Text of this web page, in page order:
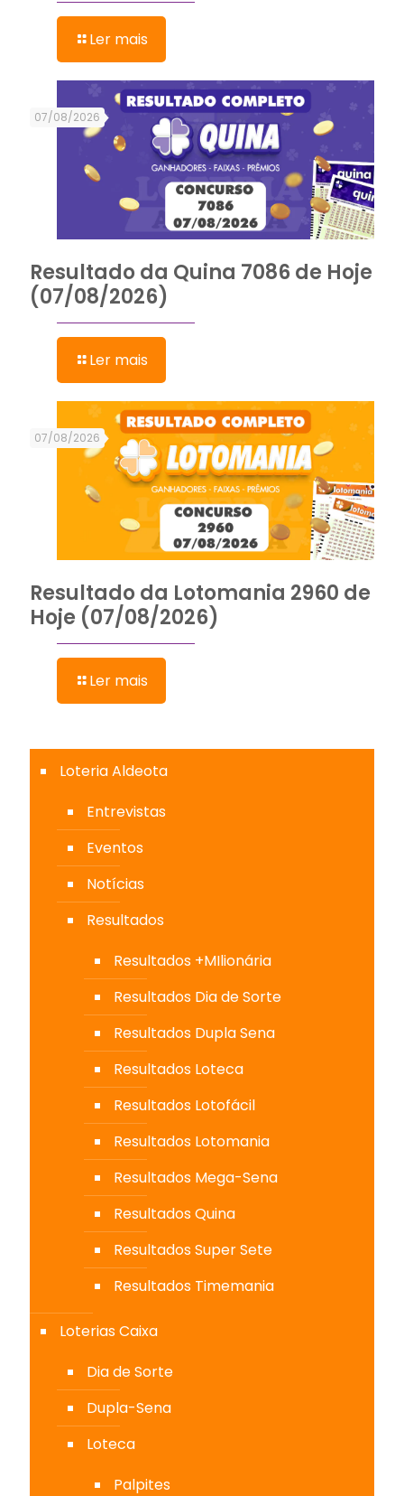
Ler mais
07/08/2026
Resultado da Quina 7086 de Hoje
(07/08/2026)
Ler mais
07/08/2026
Resultado da Lotomania 2960 de
Hoje (07/08/2026)
Ler mais
Loteria Aldeota
Entrevistas
Eventos
Notícias
Resultados
Resultados +MIlionária
Resultados Dia de Sorte
Resultados Dupla Sena
Resultados Loteca
Resultados Lotofácil
Resultados Lotomania
Resultados Mega-Sena
Resultados Quina
Resultados Super Sete
Resultados Timemania
Loterias Caixa
Dia de Sorte
Dupla-Sena
Loteca
Palpites